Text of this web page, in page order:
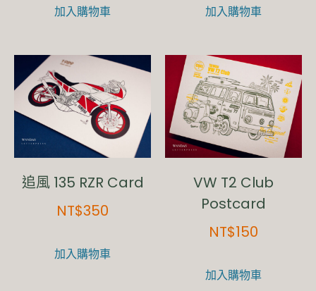
加入購物車 加入購物車
追風 135 RZR Card
NT$350
加入購物車
VW T2 Club
Postcard
NT$150
加入購物車